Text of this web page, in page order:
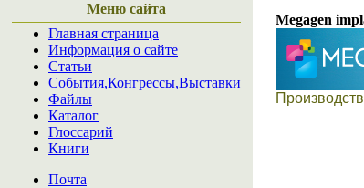
Меню сайта
Главная страница
Информация о сайте
Статьи
События,Конгрессы,Выставки
Файлы
Каталог
Глоссарий
Книги
Почта
Megagen